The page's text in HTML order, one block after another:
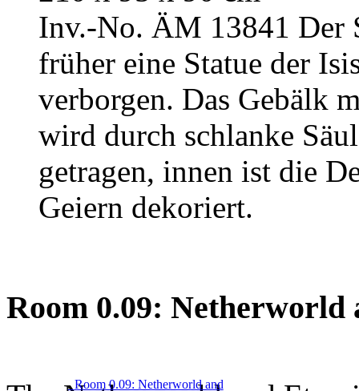
Inv.-No. ÄM 13841 Der
früher eine Statue der
verborgen. Das Gebälk
wird durch schlanke
getragen, innen ist die
Geiern dekoriert.
Room 0.09: Netherworld
Room 0.09: Netherworld and